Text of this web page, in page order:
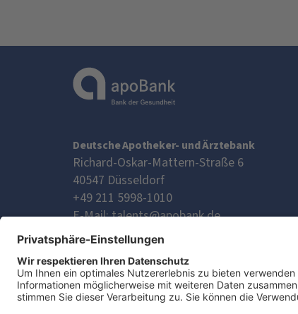
Deutsche Apotheker- und Ärztebank
Richard-Oskar-Mattern-Straße 6
40547 Düsseldorf
+49 211 5998-1010
E-Mail:talents@apobank.de
Kontaktiere uns